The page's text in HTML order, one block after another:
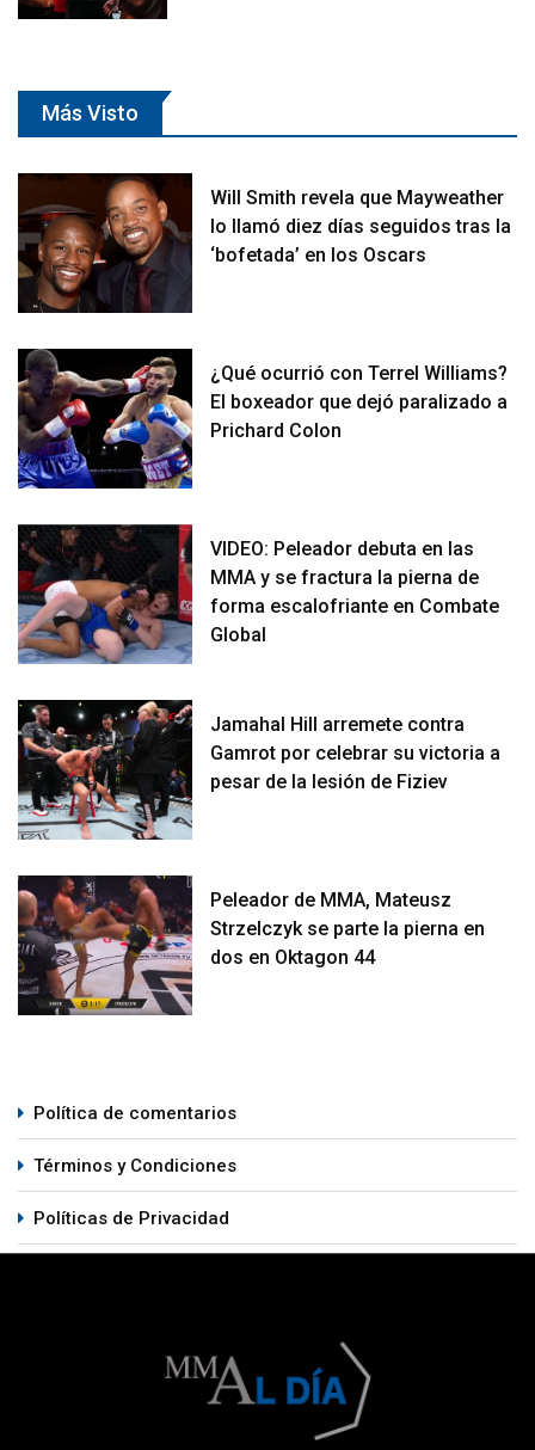
Más Visto
Will Smith revela que Mayweather
lo llamó diez días seguidos tras la
‘bofetada’ en los Oscars
¿Qué ocurrió con Terrel Williams?
El boxeador que dejó paralizado a
Prichard Colon
VIDEO: Peleador debuta en las
MMA y se fractura la pierna de
forma escalofriante en Combate
Global
Jamahal Hill arremete contra
Gamrot por celebrar su victoria a
pesar de la lesión de Fiziev
Peleador de MMA, Mateusz
Strzelczyk se parte la pierna en
dos en Oktagon 44
Política de comentarios
Términos y Condiciones
Políticas de Privacidad